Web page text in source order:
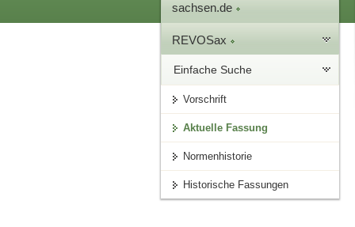
sachsen.de
REVOSax
Einfache Suche
Vorschrift
Aktuelle Fassung
Normenhistorie
Historische Fassungen